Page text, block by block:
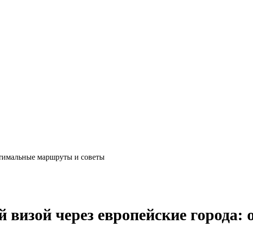
маршруты и советы
через европейские